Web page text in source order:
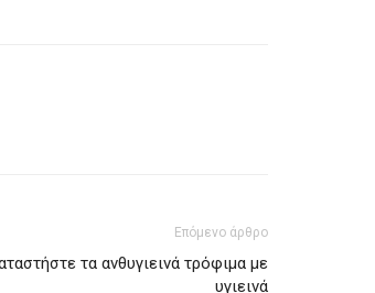
Επόμενο άρθρο
τα ανθυγιεινά τρόφιμα με
υγιεινά